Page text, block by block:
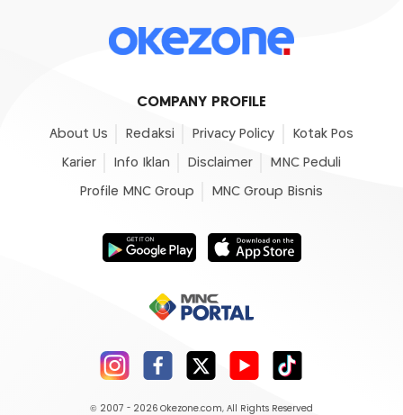
COMPANY PROFILE
About Us Redaksi Privacy Policy Kotak Pos
Karier Info Iklan Disclaimer MNC Peduli
Profile MNC Group MNC Group Bisnis
© 2007 - 2026 Okezone.com, All Rights Reserved